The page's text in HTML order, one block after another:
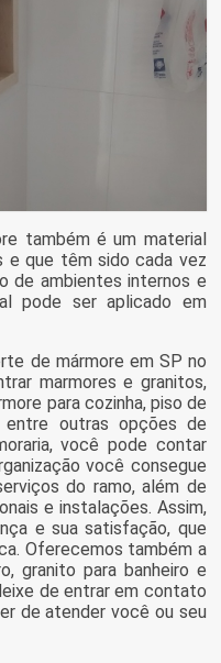
também é um material
e que têm sido cada vez
de ambientes internos e
pode ser aplicado em
de mármore em SP no
marmores e granitos,
para cozinha, piso de
entre outras opções de
você pode contar
você consegue
do ramo, além de
e instalações. Assim,
e sua satisfação, que
Oferecemos também a
granito para banheiro e
de entrar em contato
de atender você ou seu